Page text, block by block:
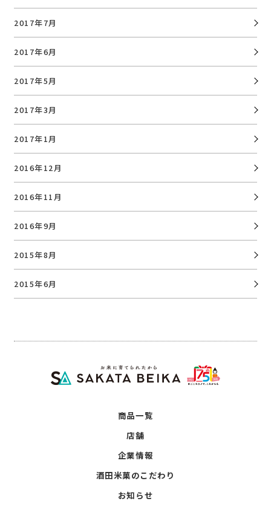
2017年7月
2017年6月
2017年5月
2017年3月
2017年1月
2016年12月
2016年11月
2016年9月
2015年8月
2015年6月
商品一覧
店舗
企業情報
酒田米菓のこだわり
お知らせ